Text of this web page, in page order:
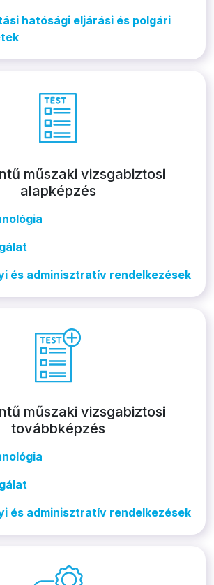
hatósági eljárási és polgári
műszaki vizsgabiztosi
alapképzés
és adminisztratív rendelkezések
műszaki vizsgabiztosi
továbbképzés
és adminisztratív rendelkezések